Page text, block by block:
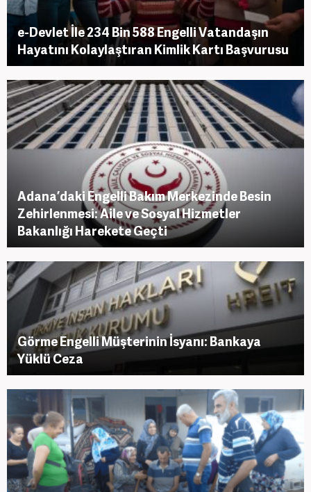
e-Devlet İle 234 Bin 588 Engelli Vatandaşın
Hayatını Kolaylaştıran Kimlik Kartı Başvurusu
Adana’daki Engelli Bakım Merkezinde Besin
Zehirlenmesi: Aile ve Sosyal Hizmetler
Bakanlığı Harekete Geçti
Görme Engelli Müşterinin İsyanı: Bankaya
Yüklü Ceza